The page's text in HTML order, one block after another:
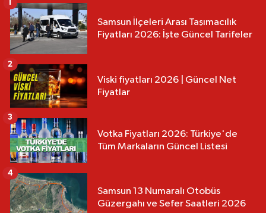
Samsun İlçeleri Arası Taşımacılık
Fiyatları 2026: İşte Güncel Tarifeler
1
Viski fiyatları 2026 | Güncel Net
Fiyatlar
2
Votka Fiyatları 2026: Türkiye'de
Tüm Markaların Güncel Listesi
3
Samsun 13 Numaralı Otobüs
Güzergahı ve Sefer Saatleri 2026
4